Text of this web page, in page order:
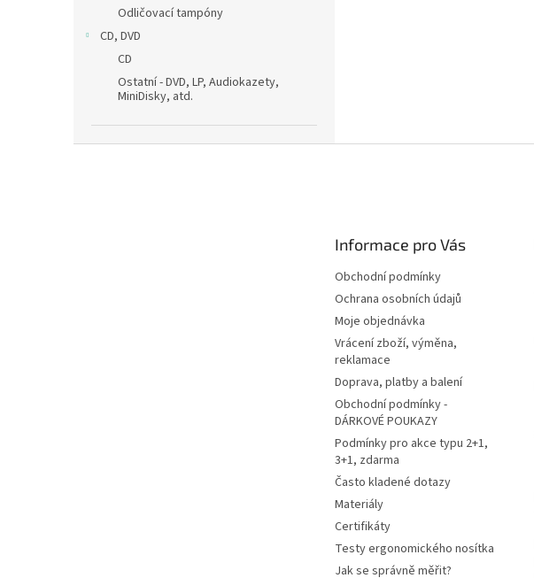
Odličovací tampóny
CD, DVD
CD
Ostatní - DVD, LP, Audiokazety,
MiniDisky, atd.
Informace pro Vás
Obchodní podmínky
Ochrana osobních údajů
Moje objednávka
Vrácení zboží, výměna,
reklamace
Doprava, platby a balení
Obchodní podmínky -
DÁRKOVÉ POUKAZY
Podmínky pro akce typu 2+1,
3+1, zdarma
Často kladené dotazy
Materiály
Certifikáty
Testy ergonomického nosítka
Jak se správně měřit?